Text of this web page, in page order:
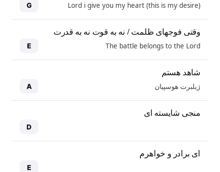
Lord i give you my heart (this is my desire)
G
وقتی فوجهای ظلمت / نه به قوت نه به قدرت
The battle belongs to the Lord
E
شاهد هستم
ژیلبرت هوسپیان A
منجی شایسته ای
D
ای برادر و خواهرم
E